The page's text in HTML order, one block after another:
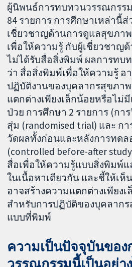
ผู้นิพนธ์การทบทวนวรรณกรร
84 รายการ การศึกษาเหล่านี้
เชี่ยวชาญด้านการดูแลสุขภา
เพื่อให้ความรู้ กับผู้เชี่ยวชาญ
ไม่ได้รับสื่อสิ่งพิมพ์ ผลการทบ
ว่า สื่อสิ่งพิมพ์เพื่อให้ความรู้ อ
ปฏิบัติงานของบุคลากรสุขภา
แตกต่างเพียงเล็กน้อยหรือไม่
ป่วย การศึกษา 2 รายการ (กา
สุ่ม (randomised trial) และ ก
วัดผลทั้งก่อนและหลังการทด
(controlled before-after
สื่อเพื่อให้ความรู้แบบสิ่งพิมพ์
ในเนื้อหาเดียวกัน และชี้ให้เ
อาจสร้างความแตกต่างเพียง
สำหรับการปฏิบัติของบุคลาก
แบบที่พิมพ์
ความเป็นปัจจุบันขอ
วรรณกรรมนี้เป็นอย่า